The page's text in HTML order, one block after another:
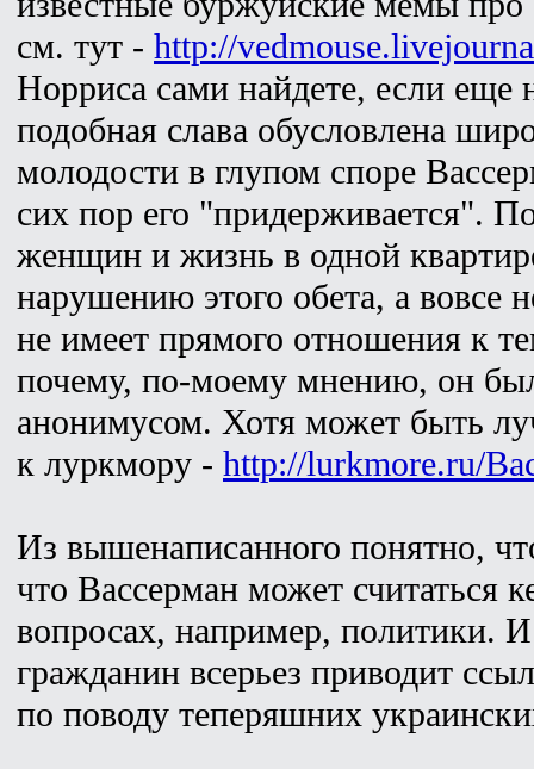
см. тут - http://
Норриса сами найдете, если еще
подобная слава обусловлена
молодости в глупом споре
сих пор его "придерживается".
женщин и жизнь в одной
нарушению этого обета, а вовсе
не имеет прямого отношения к
почему, по-моему мнению, он
анонимусом. Хотя может быть
к луркмору - http://lurkmore.ru/
Из вышенаписанного понятно,
что Вассерман может считаться
вопросах, например, политики.
гражданин всерьез приводит
по поводу теперяшних